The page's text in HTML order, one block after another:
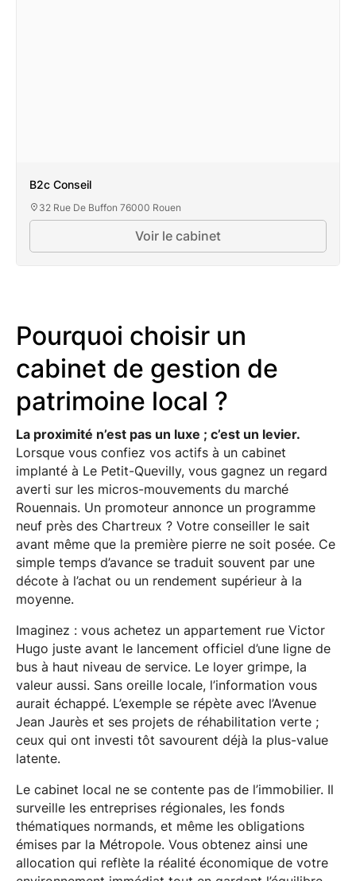
B2c Conseil
32 Rue De Buffon 76000 Rouen
Voir le cabinet
Pourquoi choisir un
cabinet de gestion de
patrimoine local ?
La proximité n’est pas un luxe ; c’est un levier.
Lorsque vous confiez vos actifs à un cabinet
implanté à Le Petit-Quevilly, vous gagnez un regard
averti sur les micros-mouvements du marché
Rouennais. Un promoteur annonce un programme
neuf près des Chartreux ? Votre conseiller le sait
avant même que la première pierre ne soit posée. Ce
simple temps d’avance se traduit souvent par une
décote à l’achat ou un rendement supérieur à la
moyenne.
Imaginez : vous achetez un appartement rue Victor
Hugo juste avant le lancement officiel d’une ligne de
bus à haut niveau de service. Le loyer grimpe, la
valeur aussi. Sans oreille locale, l’information vous
aurait échappé. L’exemple se répète avec l’Avenue
Jean Jaurès et ses projets de réhabilitation verte ;
ceux qui ont investi tôt savourent déjà la plus-value
latente.
Le cabinet local ne se contente pas de l’immobilier. Il
surveille les entreprises régionales, les fonds
thématiques normands, et même les obligations
émises par la Métropole. Vous obtenez ainsi une
allocation qui reflète la réalité économique de votre